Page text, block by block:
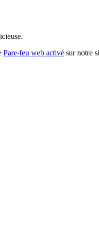
Pare-feu web activé sur notre